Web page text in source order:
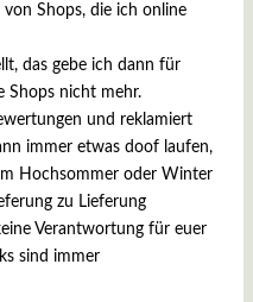
von Shops, die ich online
das gebe ich dann für
Shops nicht mehr.
und reklamiert
immer etwas doof laufen,
Hochsommer oder Winter
zu Lieferung
Verantwortung für euer
sind immer